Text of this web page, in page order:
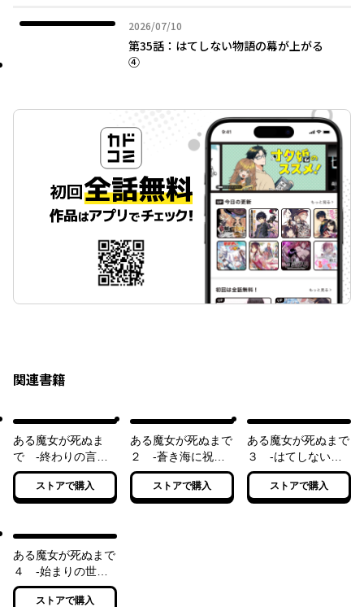
2026/07/10
2026年07月10日
第35話：はてしない物語の幕が上がる
④
関連書籍
ある魔女が死ぬま
で -終わりの言葉
と始まりの涙-
ストアで購入
ある魔女が死ぬまで
２ -蒼き海に祝福
の鐘は鳴り響く-
ストアで購入
ある魔女が死ぬまで
３ -はてしない物
語の幕が上がる-
ストアで購入
ある魔女が死ぬまで
４ -始まりの世界
と希望の魔女-
ストアで購入